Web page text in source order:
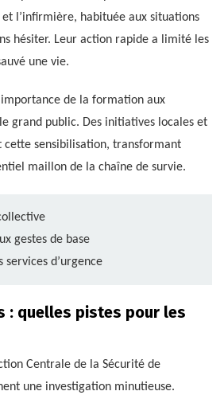
et l’infirmière, habituée aux situations
hésiter. Leur action rapide a limité les
une vie.
de la formation aux
grand public. Des initiatives locales et
cette sensibilisation, transformant
maillon de la chaîne de survie.
gestes de base
d’urgence
: quelles pistes pour les
Centrale de la Sécurité de
une investigation minutieuse.